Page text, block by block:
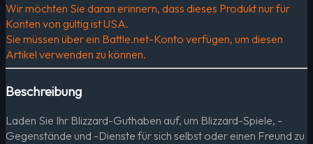
Wir möchten Sie daran erinnern, dass dieses Produkt nur für
Konten von gültig ist USA.
Sie müssen über ein Battle.net-Konto verfügen, um diesen
Artikel verwenden zu können.
Beschreibung
Laden Sie Ihr Blizzard-Guthaben auf, um Blizzard-Spiele, -
Gegenstände und -Dienste für sich selbst oder einen Freund zu